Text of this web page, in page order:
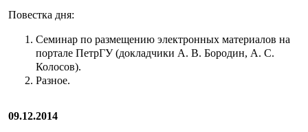
Повестка дня:
Семинар по размещению электронных материалов на
портале ПетрГУ (докладчики А. В. Бородин, А. С.
Колосов).
Разное.
09.12.2014